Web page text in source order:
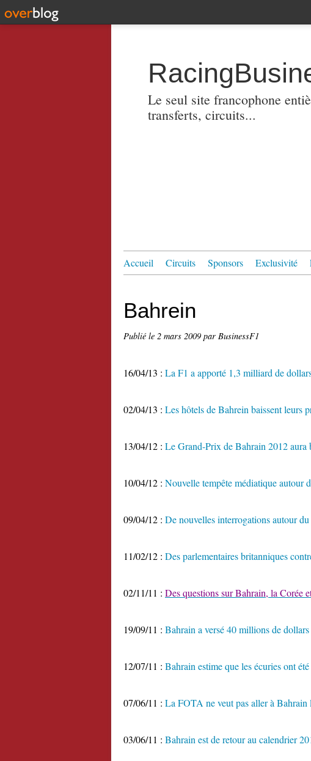
Le seul site francophone
transferts, circuits...
Accueil Circuits Sponsors Exclusivité
Bahrein
Publié le 2 mars 2009 par BusinessF1
16/04/13 : La F1 a apporté 1,3 milliard de
02/04/13 : Les hôtels de Bahrein baissent leurs
13/04/12 : Le Grand-Prix de Bahrain 2012 aura
10/04/12 : Nouvelle tempête médiatique autour
09/04/12 : De nouvelles interrogations autour
11/02/12 : Des parlementaires britanniques
02/11/11 : Des questions sur Bahrain, la Corée
19/09/11 : Bahrain a versé 40 millions de
12/07/11 : Bahrain estime que les écuries ont
07/06/11 : La FOTA ne veut pas aller à Bahrain
03/06/11 : Bahrain est de retour au calendrier